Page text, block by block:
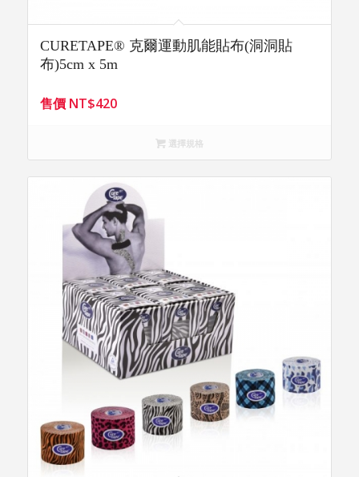
CURETAPE® 克爾運動肌能貼布(洞洞貼
布)5cm x 5m
售價 NT$420
選擇規格